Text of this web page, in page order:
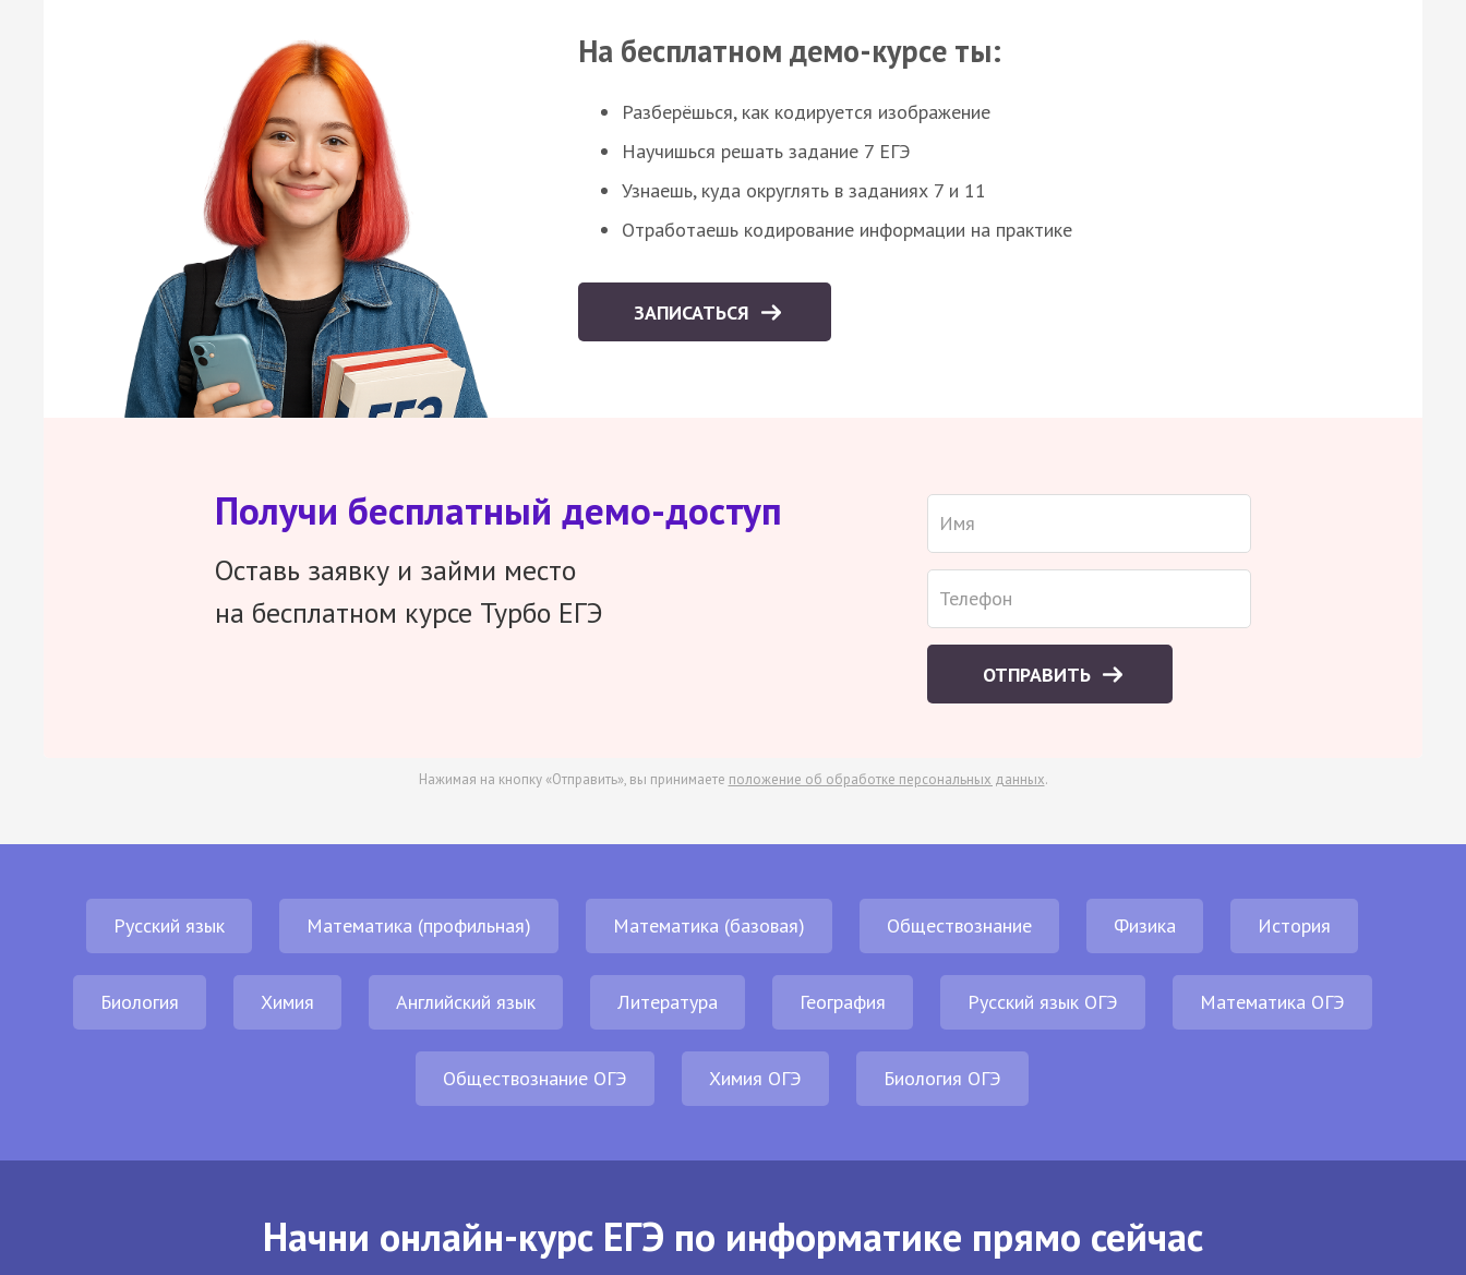
На бесплатном демо-курсе ты:
Разберёшься, как кодируется изображение
Научишься решать задание 7 ЕГЭ
Узнаешь, куда округлять в заданиях 7 и 11
Отработаешь кодирование информации на практике
ЗАПИСАТЬСЯ
Получи бесплатный демо-доступ
Оставь заявку и займи место
на бесплатном курсе Турбо ЕГЭ
ОТПРАВИТЬ
Нажимая на кнопку «Отправить», вы принимаете положение об обработке персональных данных.
Русский язык Математика (профильная) Математика (базовая) Обществознание Физика История
Биология Химия Английский язык Литература География Русский язык ОГЭ Математика ОГЭ
Обществознание ОГЭ Химия ОГЭ Биология ОГЭ
Начни онлайн-курс ЕГЭ по информатике прямо сейчас